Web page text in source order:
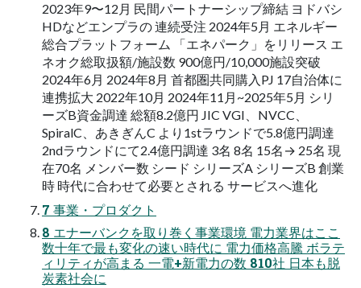
2023年9〜12月 民間パートナーシップ締結 ヨドバシ
HDなどエンプラの 連続受注 2024年5月 エネルギー
総合プラットフォーム 「エネパーク」をリリース エ
ネオク総取扱額/施設数 900億円/10,000施設突破
2024年6月 2024年8月 首都圏共同購入PJ 17自治体に
連携拡大 2022年10月 2024年11月~2025年5月 シリ
ーズB資金調達 総額8.2億円 JIC VGI、NVCC、
SpiralC、あきぎんC より1stラウンドで5.8億円調達
2ndラウンドにて2.4億円調達 3名 8名 15名→ 25名 現
在70名 メンバー数 シード シリーズA シリーズB 創業
時 時代に合わせて必要とされる サービスへ進化
7 事業・プロダクト
8 エナーバンクを取り巻く事業環境 電力業界はここ
数十年で最も変化の速い時代に 電力価格高騰 ボラテ
ィリティが高まる 一電+新電力の数 810社 日本も脱
炭素社会に